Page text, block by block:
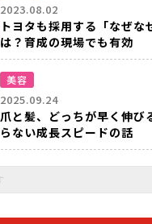
2023.08.02
トヨタも採用する「なぜな
は？育成の現場でも有効
美容
2025.09.24
爪と髪、どっちが早く伸び
らない成長スピードの話